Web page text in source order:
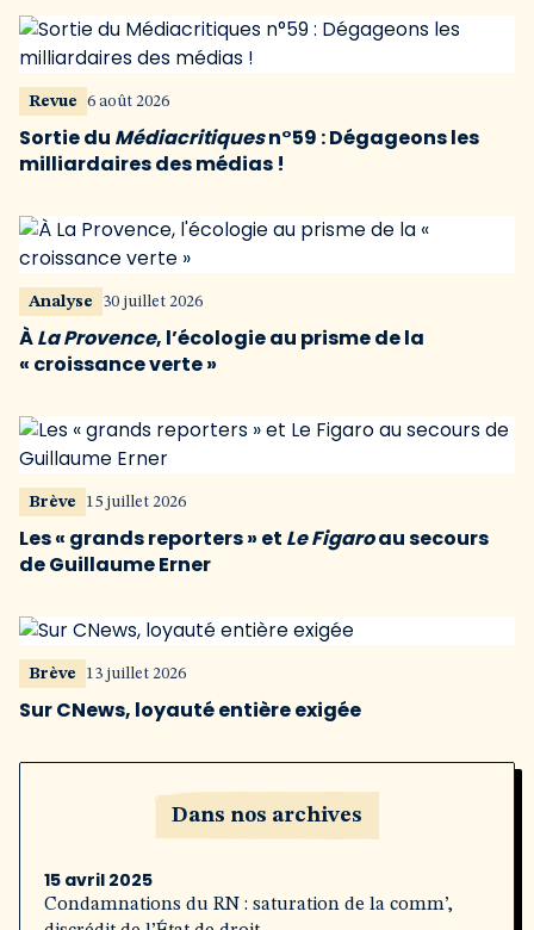
Revue 6 août 2026
Sortie du Médiacritiquesn°59 : Dégageons les
milliardaires des médias !
Analyse 30 juillet 2026
ÀLa Provence, l’écologie au prisme de la
« croissance verte »
Brève 15 juillet 2026
Les « grands reporters » et Le Figaroau secours
de Guillaume Erner
Brève 13 juillet 2026
Sur CNews, loyauté entière exigée
Dans nos archives
15 avril 2025
Condamnations du RN : saturation de la comm’,